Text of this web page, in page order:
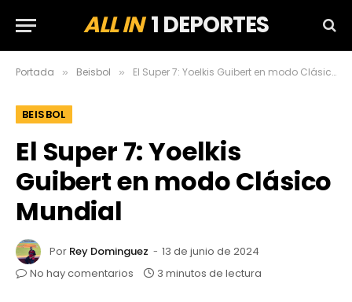
ALL IN1 DEPORTES
Portada » Beisbol » El Super 7: Yoelkis Guibert en modo Clásico Mundial
BEISBOL
El Super 7: Yoelkis
Guibert en modo Clásico
Mundial
Por Rey Dominguez
13 de junio de 2024
No hay comentarios
3 minutos de lectura